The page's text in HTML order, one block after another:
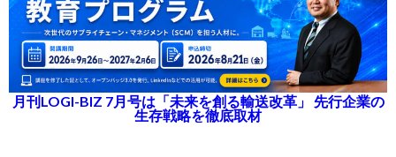
月刊LOGI-BIZ 7月号は「未来を創る輸送改革」 先行企業の
生存戦略を徹底取材